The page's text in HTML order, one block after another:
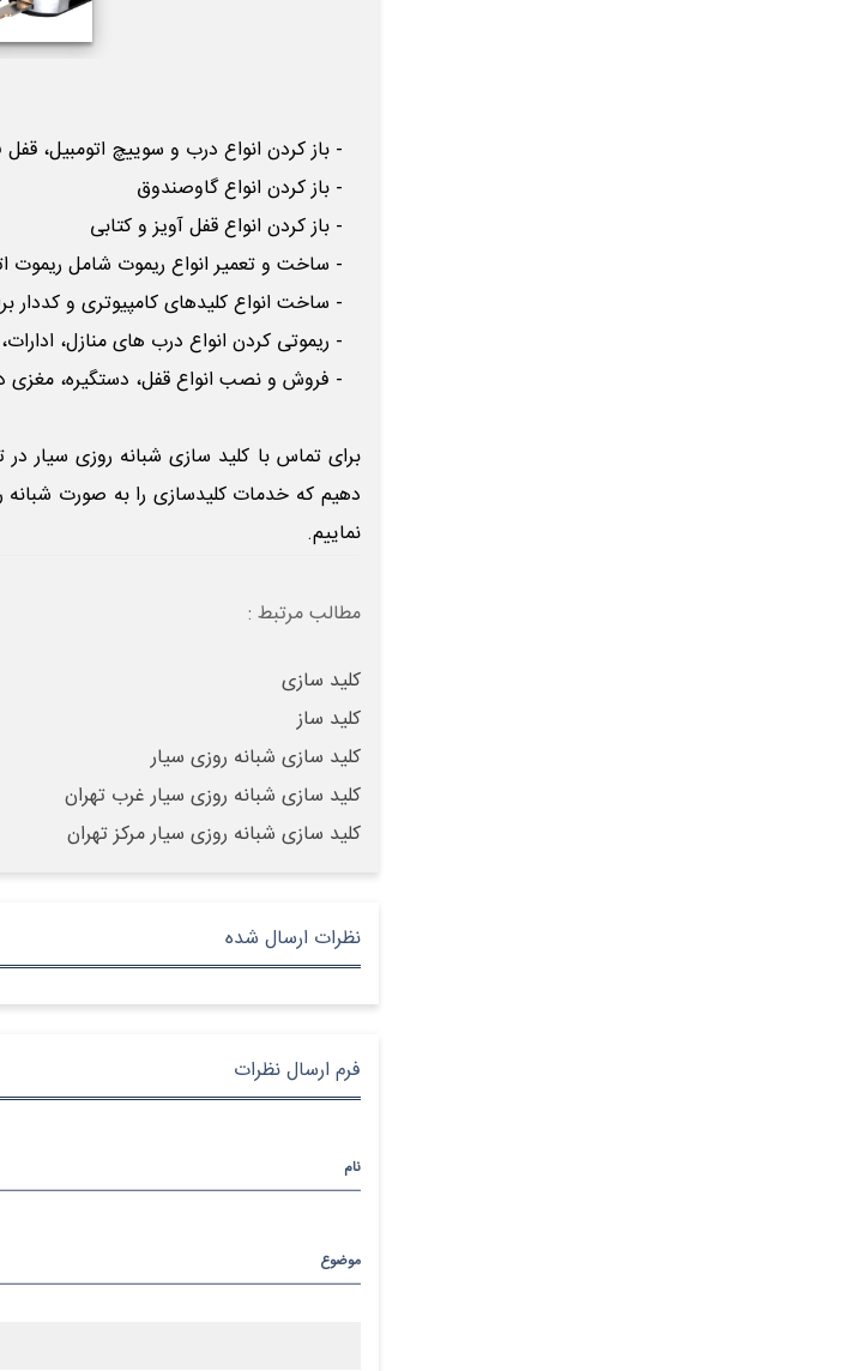
- باز کردن انواع درب و سوییچ اتومبیل،
- باز کردن انواع گاوصندوق
- باز کردن انواع قفل آویز و کتابی
- ساخت و تعمیر انواع ریموت شامل ریموت
- ساخت انواع کلیدهای کامپیوتری و کددار
- ریموتی کردن انواع درب های منازل،
- فروش و نصب انواع قفل، دستگیره، مغزی
برای تماس با کلید سازی شبانه روزی سیاردر
دهیم که خدمات کلیدسازی را به صورت
نماییم.
مطالب مرتبط :
کلید سازی
کلید ساز
کلید سازی شبانه روزی سیار
کلید سازی شبانه روزی سیار غرب تهران
کلید سازی شبانه روزی سیار مرکز تهران
نظرات ارسال شده
فرم ارسال نظرات
نام
موضوع